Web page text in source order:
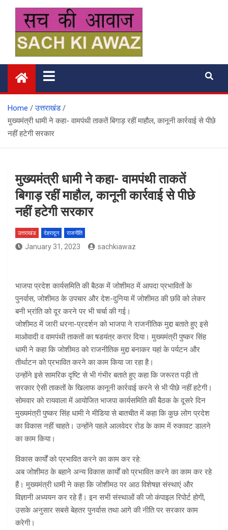
content
सच की आवाज
Home
उत्तराखंड
मुख्यमंत्री धामी ने कहा- वामपंथी ताकतें बिगाड़ रहीं माहौल, कानूनी कार्रवाई से पीछे
नहीं हटेगी सरकार
मुख्यमंत्री धामी ने कहा- वामपंथी ताकतें
बिगाड़ रहीं माहौल, कानूनी कार्रवाई से पीछे
नहीं हटेगी सरकार
उत्तराखंड देहरादून राजनीति
January 31, 2023 sachkiawaz
भाजपा प्रदेश कार्यसमिति की बैठक में जोशीमठ में आपदा प्रभावितों के
पुनर्वास, जोशीमठ के उपचार और देश-दुनिया में जोशीमठ की छवि को लेकर
बनी भ्रांति को दूर करने पर भी चर्चा की गई।
जोशीमठ में जारी धरना-प्रदर्शन को भाजपा ने राजनीतिक मुद्दा बताते हुए इसे
माओवादी व वामपंथी ताकतों का षडयंत्र करार दिया। मुख्यमंत्री पुष्कर सिंह
धामी ने कहा कि जोशीमठ को राजनीतिक मुद्दा बनाकर यहां के पर्यटन और
तीर्थाटन को प्रभावित करने का काम किया जा रहा है।
उन्होंने इसे सामरिक दृष्टि से भी गंभीर बताते हुए कहा कि जरूरत पड़ी तो
सरकार ऐसी ताकतों के खिलाफ कानूनी कार्रवाई करने से भी पीछे नहीं हटेगी।
सोमवार को रायवाला में आयोजित भाजपा कार्यसमिति की बैठक के दूसरे दिन
मुख्यमंत्री पुष्कर सिंह धामी ने मीडिया से बातचीत में कहा कि कुछ लोग प्रदेश
का विकास नहीं चाहते। उन्होंने पहले आलवेदर रोड के काम में रुकावट डालने
का काम किया।
विकास कार्यों को प्रभावित करने का काम कर रहे:
अब जोशीमठ के बहाने अन्य विकास कार्यों को प्रभावित करने का काम कर रहे
हैं। मुख्यमंत्री धामी ने कहा कि जोशीमठ पर आठ विशेषज्ञ संस्थाएं और
विज्ञानी अध्ययन कर रहे हैं। इन सभी संस्थाओं की जो कंपाइल रिपोर्ट होगी,
उसके अनुसार सबसे बेहतर पुनर्वास तथा आगे की नीति पर सरकार काम
करेगी।